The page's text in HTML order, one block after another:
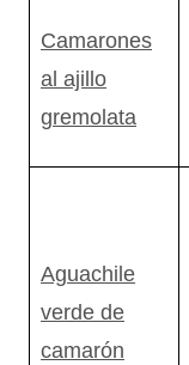
Camarones
al ajillo
gremolata
Aguachile
verde de
camarón